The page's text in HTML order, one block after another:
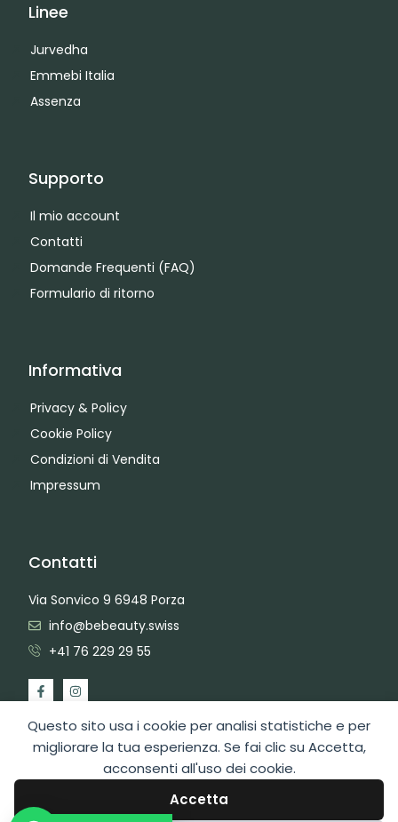
Questo sito usa i cookie per analisi statistiche e per
migliorare la tua esperienza. Se fai clic su Accetta,
acconsenti all'uso dei cookie.
Accetta
Linee
Jurvedha
Emmebi Italia
Assenza
Supporto
Il mio account
Contatti
Domande Frequenti (FAQ)
Formulario di ritorno
Informativa
Privacy & Policy
Cookie Policy
Condizioni di Vendita
Impressum
Contatti
Via Sonvico 9 6948 Porza
info@bebeauty.swiss
+41 76 229 29 55
2026 Copyright BeBeauty Hair Care Diffusion Sagl